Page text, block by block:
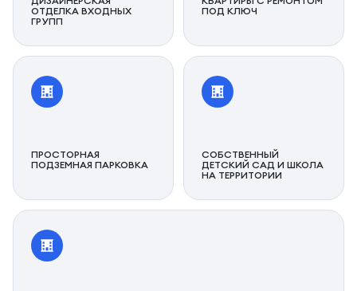
ОТДЕЛКА ВХОДНЫХ
ГРУПП
ПОД КЛЮЧ
ПРОСТОРНАЯ
ПОДЗЕМНАЯ ПАРКОВКА
СОБСТВЕННЫЙ
ДЕТСКИЙ САД И ШКОЛА
НА ТЕРРИТОРИИ